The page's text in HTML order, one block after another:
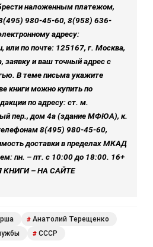
наложенным платежом,
980‑45-60, 8(958) 636-
адресу:
или по почте: 125167, г. Москва,
заявку и ваш точный адрес с
В теме письма укажите
книги можно купить по
по адресу: ст. м.
пер., дом 4а (здание МФЮА), к.
8(495) 980-45-60,
доставки в пределах МКАД
пн. – пт. с 10:00 до 18:00. 16+
– НА САЙТЕ
# Анатолий Терещенко
# СССР